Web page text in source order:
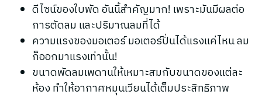
ดีไซน์ของใบพัด อันนี้สำคัญมาก! เพราะมันมีผลต่อ
การตัดลม และปริมาณลมที่ได้
ความแรงของมอเตอร์ มอเตอร์ปั่นได้แรงแค่ไหน ลม
ก็ออกมาแรงเท่านั้น!
ขนาดพัดลมเพดานให้เหมาะสมกับขนาดของแต่ละ
ห้อง ทำให้อากาศหมุนเวียนได้เต็มประสิทธิภาพ